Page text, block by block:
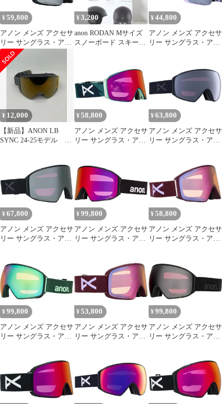
¥ 59,800
アノン メンズ アクセサ
リー サングラス・アイ
ウェア Anon M6 Low
Bridge Fit
GogglesmokePerceive
Sunny OnyxPerceive
Variable Vi
¥ 3,200
anon RODAN Mサイズ
スノーボード スキーヘ
¥ 44,800
アノン メンズ アクセサ
リー サングラス・アイ
LilacPerceive Sunny
Onyx Bonus Lens ライラ
ック
¥ 12,000
【新品】ANON LB
SYNC 24-25モデル 箱
¥ 58,800
アノン メンズ アクセサ
リー サングラス・アイ
Family TreePerceive
Sunny RedPerceive Cl
¥ 63,800
アノン メンズ アクセサ
リー サングラス・アイ
Sunny OnyxPerceive
Variable Violet スモー
¥ 67,800
アノン メンズ アクセサ
リー サングラス・アイ
Bridge Fit
GogglesmokePerceive
Sunny OnyxPerc
¥ 99,800
アノン メンズ アクセサ
リー サングラス・アイ
Face Mask BlackPerceive
Sunny Red ブラック
¥ 58,800
アノン メンズ アクセサ
リー サングラス・アイ
Deep CherryPerceive
Cloudy PinkPerceive
¥ 99,800
アノン メンズ アクセサ
リー サングラス・アイ
Brunswick GreenPerceive
Variable Gree
¥ 53,800
アノン メンズ アクセサ
リー サングラス・アイ
CherryPerceive Cloudy
PinkPerceive Variable
Blue ブルー
¥ 99,800
アノン メンズ アクセサ
リー サングラス・アイ
SmokePerceive Sunny
Onyx スモーク